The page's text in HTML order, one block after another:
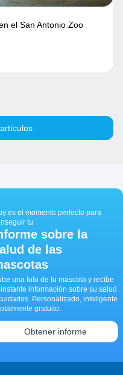
el San Antonio Zoo
es el momento perfecto para
tu
sobre la
de las
una foto de tu mascota y recibe
información sobre su salud
Personalizado, inteligente
gratuito.
Obtener informe